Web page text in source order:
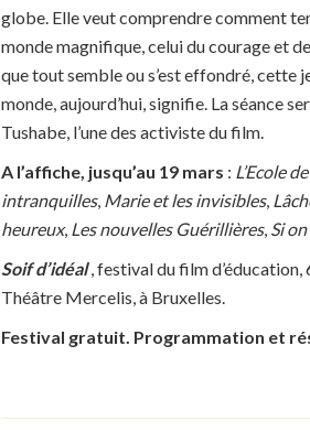
globe. Elle veut comprendre comment
monde magnifique, celui du courage et
que tout semble ou s’est effondré, cette
monde, aujourd’hui, signifie. La séance
Tushabe, l’une des activiste du film.
A l’affiche, jusqu’au 19 mars : L’Ecole
intranquilles, Marie et les invisibles,
heureux, Les nouvelles Guérillières, Si
Soif d’idéal , festival du film
Théâtre Mercelis, à Bruxelles.
Festival gratuit. Programmation et